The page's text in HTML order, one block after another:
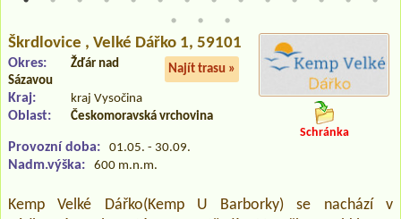
Škrdlovice , Velké Dářko 1, 59101
Najít trasu »
Okres:
Žďár nad
Sázavou
Kraj: kraj Vysočina
Oblast: Českomoravská vrchovina
Provozní doba: 01.05. - 30.09.
Nadm.výška: 600 m.n.m.
Schránka
Kemp Velké Dářko(Kemp U Barborky) se nachází v